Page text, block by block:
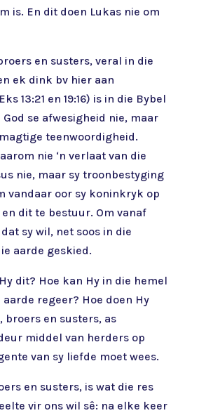
is. En dit doen Lukas nie om
en susters, veral in die
ek dink bv hier aan
13:21 en 19:16) is in die Bybel
God se afwesigheid nie, maar
teenwoordigheid.
nie ‘n verlaat van die
nie, maar sy troonbestyging
vandaar oor sy koninkryk op
dit te bestuur. Om vanaf
sy wil, net soos in die
aarde geskied.
dit? Hoe kan Hy in die hemel
regeer? Hoe doen Hy
broers en susters, as
middel van herders op
van sy liefde moet wees.
en susters, is wat die res
vir ons wil sê: na elke keer